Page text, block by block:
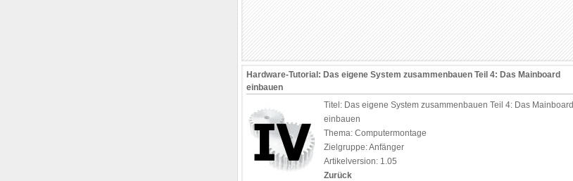
Hardware-Tutorial: Das eigene System zusammenbauen Teil 4: Das Mainboard
einbauen
Titel: Das eigene System zusammenbauen Teil 4: Das Mainboard
einbauen
Thema: Computermontage
Zielgruppe: Anfänger
Artikelversion: 1.05
Zurück